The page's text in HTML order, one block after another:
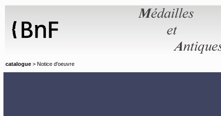
catalogue > Notice d'oeuvre